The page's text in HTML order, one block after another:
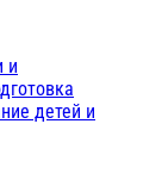
и
детей и